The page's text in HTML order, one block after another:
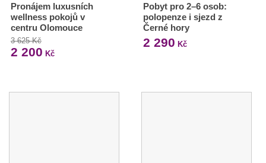
Pronájem luxusních
wellness pokojů v
centru Olomouce
3 625 Kč
2 200 Kč
Pobyt pro 2–6 osob:
polopenze i sjezd z
Černé hory
2 290 Kč